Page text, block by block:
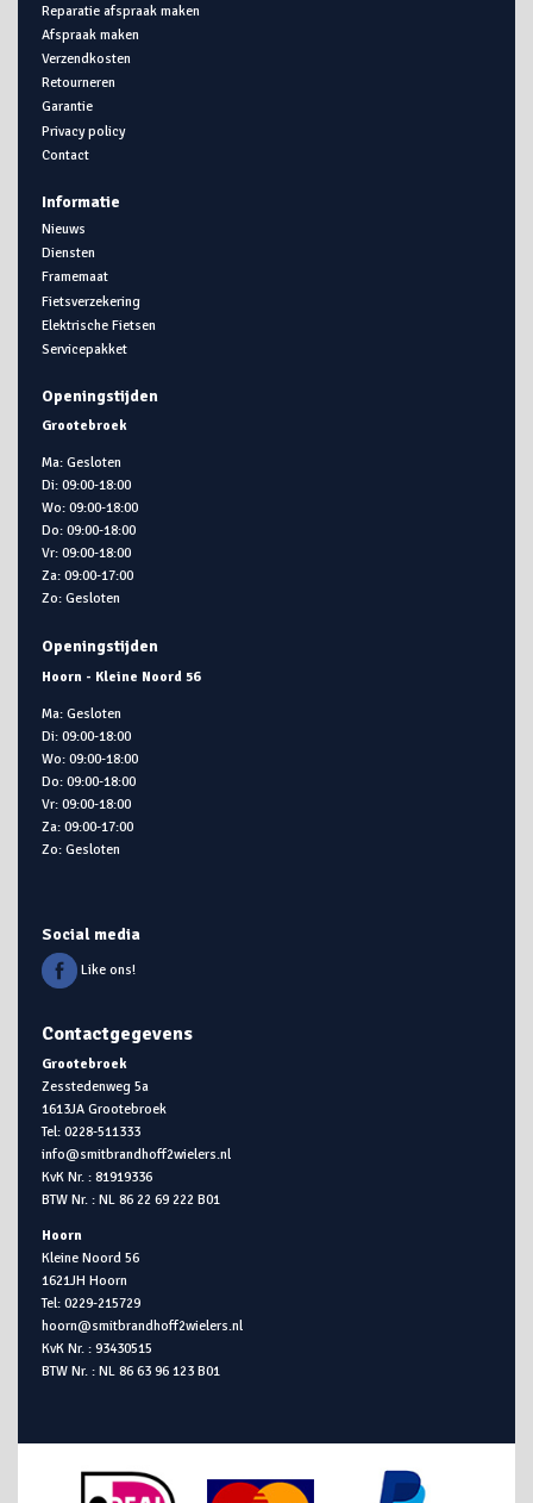
Reparatie afspraak maken
Afspraak maken
Verzendkosten
Retourneren
Garantie
Privacy policy
Contact
Informatie
Nieuws
Diensten
Framemaat
Fietsverzekering
Elektrische Fietsen
Servicepakket
Openingstijden
Grootebroek
Ma: Gesloten
Di: 09:00-18:00
Wo: 09:00-18:00
Do: 09:00-18:00
Vr: 09:00-18:00
Za: 09:00-17:00
Zo: Gesloten
Openingstijden
Hoorn - Kleine Noord 56
Ma: Gesloten
Di: 09:00-18:00
Wo: 09:00-18:00
Do: 09:00-18:00
Vr: 09:00-18:00
Za: 09:00-17:00
Zo: Gesloten
Social media
Like ons!
Contactgegevens
Grootebroek
Zesstedenweg 5a
1613JA Grootebroek
Tel: 0228-511333
info@smitbrandhoff2wielers.nl
KvK Nr. : 81919336
BTW Nr. : NL 86 22 69 222 B01
Hoorn
Kleine Noord 56
1621JH Hoorn
Tel: 0229-215729
hoorn@smitbrandhoff2wielers.nl
KvK Nr. : 93430515
BTW Nr. : NL 86 63 96 123 B01